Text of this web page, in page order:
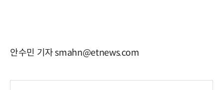
안수민 기자 smahn@etnews.com